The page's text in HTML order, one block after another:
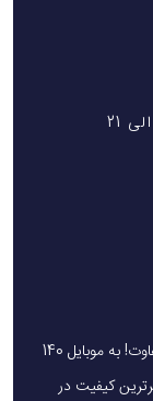
یک خرید هوشمندانه ، قیمت منصفانه، تجربه‌ای متفاوت! به موبایل 140
کیفیت در